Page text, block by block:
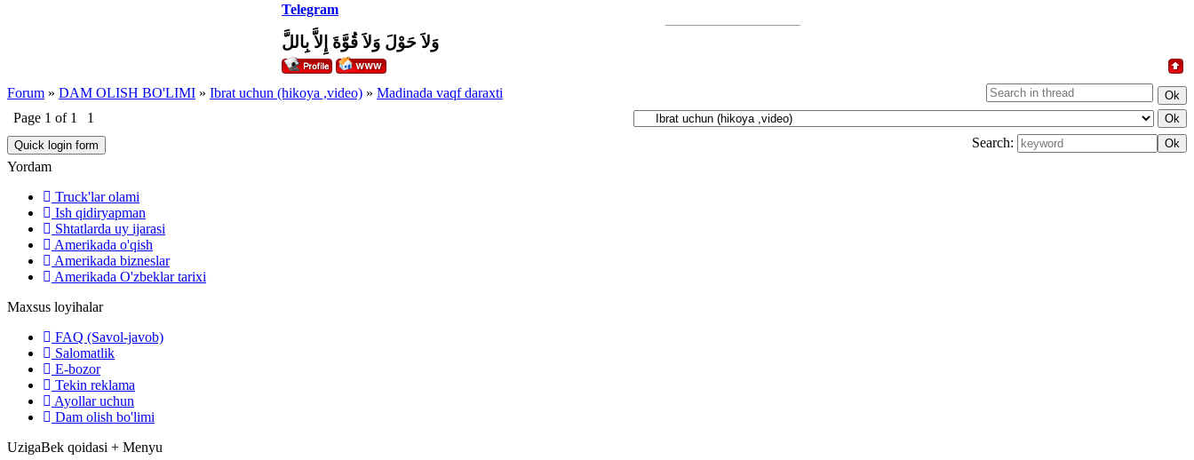
Telegram
وَلاَ حَوْلَ وَلاَ قُوَّةَ إِلاَّ بِاللَّ
Forum » DAM OLISH BO'LIMI » Ibrat uchun (hikoya ,video) » Madinada vaqf daraxti
Page 1 of 1
1
Search:
Yordam
Truck'lar olami
Ish qidiryapman
Shtatlarda uy ijarasi
Amerikada o'qish
Amerikada bizneslar
Amerikada O'zbeklar tarixi
Maxsus loyihalar
FAQ (Savol-javob)
Salomatlik
E-bozor
Tekin reklama
Ayollar uchun
Dam olish bo'limi
UzigaBek qoidasi + Menyu